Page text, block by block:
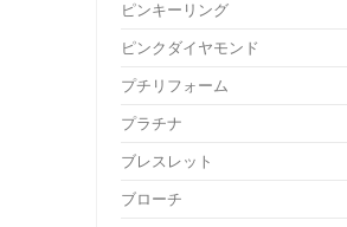
ピンキーリング
ピンクダイヤモンド
プチリフォーム
プラチナ
ブレスレット
ブローチ